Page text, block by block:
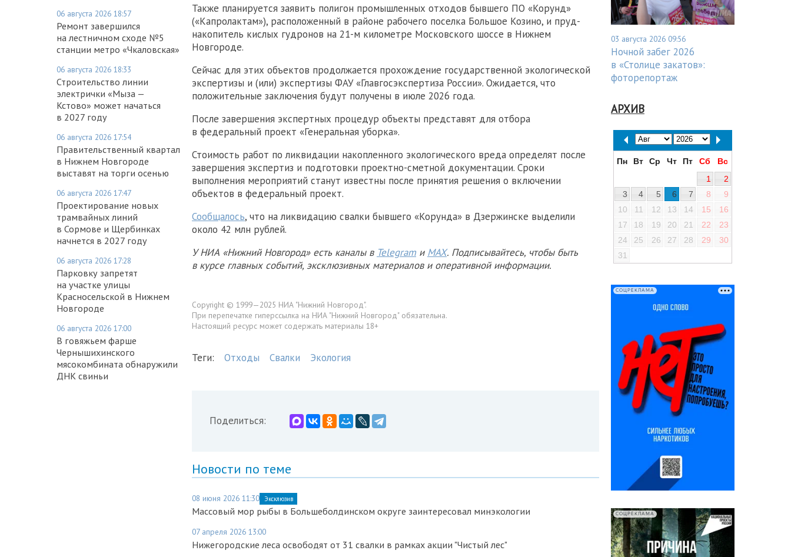
06 августа 2026 18:57
Ремонт завершился
на лестничном сходе №5
станции метро «Чкаловская»
06 августа 2026 18:33
Строительство линии
электрички «Мыза —
Кстово» может начаться
в 2027 году
06 августа 2026 17:54
Правительственный квартал
в Нижнем Новгороде
выставят на торги осенью
06 августа 2026 17:47
Проектирование новых
трамвайных линий
в Сормове и Щербинках
начнется в 2027 году
06 августа 2026 17:28
Парковку запретят
на участке улицы
Красносельской в Нижнем
Новгороде
06 августа 2026 17:00
В говяжьем фарше
Чернышихинского
мясокомбината обнаружили
ДНК свиньи
Также планируется заявить полигон промышленных отходов бывшего ПО «Корунд»
(«Капролактам»), расположенный в районе рабочего поселка Большое Козино, и пруд-
накопитель кислых гудронов на 21-м километре Московского шоссе в Нижнем
Новгороде.
Сейчас для этих объектов продолжается прохождение государственной экологической
экспертизы и (или) экспертизы ФАУ «Главгосэкспертиза России». Ожидается, что
положительные заключения будут получены в июле 2026 года.
После завершения экспертных процедур объекты представят для отбора
в федеральный проект «Генеральная уборка».
Стоимость работ по ликвидации накопленного экологического вреда определят после
завершения экспертиз и подготовки проектно-сметной документации. Сроки
выполнения мероприятий станут известны после принятия решения о включении
объектов в федеральный проект.
Сообщалось, что на ликвидацию свалки бывшего «Корунда» в Дзержинске выделили
около 42 млн рублей.
У НИА «Нижний Новгород» есть каналы в Telegram и MAX. Подписывайтесь, чтобы быть
в курсе главных событий, эксклюзивных материалов и оперативной информации.
Copyright © 1999—2025 НИА "Нижний Новгород".
При перепечатке гиперссылка на НИА "Нижний Новгород" обязательна.
Настоящий ресурс может содержать материалы 18+
Теги: Отходы Свалки Экология
Поделиться:
Новости по теме
08 июня 2026 11:30 Эксклюзив
Массовый мор рыбы в Большеболдинском округе заинтересовал минэкологии
07 апреля 2026 13:00
Нижегородские леса освободят от 31 свалки в рамках акции "Чистый лес"
03 августа 2026 09:56
Ночной забег 2026
в «Столице закатов»:
фоторепортаж
АРХИВ
Пн Вт Ср Чт Пт Сб
Вс
1
2
3
4 5 6 7 8
9
10
11 12 13 14 15
16
17
18 19 20 21 22
23
24
25 26 27 28 29
30
31
СОЦРЕКЛАМА
СОЦРЕКЛАМА